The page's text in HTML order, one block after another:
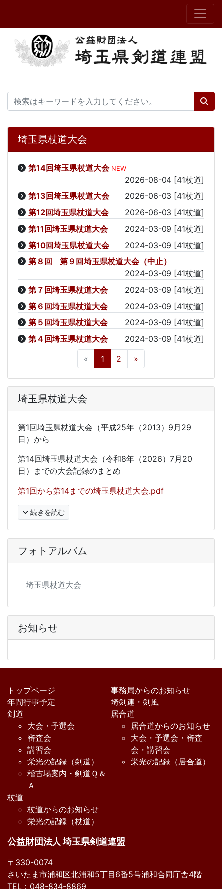
埼玉県杖道大会
第14回埼玉県杖道大会 NEW
2026-08-04 [41杖道]
第13回埼玉県杖道大会
2026-06-03 [41杖道]
第12回埼玉県杖道大会
2026-06-03 [41杖道]
第11回埼玉県杖道大会
2024-03-09 [41杖道]
第10回埼玉県杖道大会
2024-03-09 [41杖道]
第８回 第９回埼玉県杖道大会（中止）
2024-03-09 [41杖道]
第７回埼玉県杖道大会
2024-03-09 [41杖道]
第６回埼玉県杖道大会
2024-03-09 [41杖道]
第５回埼玉県杖道大会
2024-03-09 [41杖道]
第４回埼玉県杖道大会
2024-03-09 [41杖道]
«
1 2 »
埼玉県杖道大会
第1回埼玉県杖道大会（平成25年（2013）9月29
日）から
第14回埼玉県杖道大会（令和8年（2026）7月20
日）までの大会記録のまとめ
第1回から第14までの埼玉県杖道大会.pdf
続きを読む
フォトアルバム
埼玉県杖道大会
お知らせ
トップページ
事務局からのお知らせ
年間行事予定
埼剣連・剣風
剣道
大会・予選会
審査会
講習会
栄光の記録（剣道）
稽古場案内・剣道Ｑ＆
Ａ
居合道
居合道からのお知らせ
大会・予選会・審査
会・講習会
栄光の記録（居合道）
杖道
杖道からのお知らせ
栄光の記録（杖道）
公益財団法人 埼玉県剣道連盟
〒330-0074
さいたま市浦和区北浦和5丁目6番5号浦和合同庁舎4階
TEL：048-834-8869